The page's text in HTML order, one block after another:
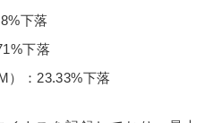
下落
下落
）：23.33%下落